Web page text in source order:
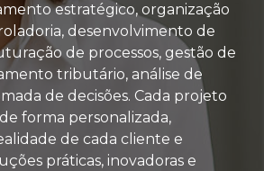
estratégico, organização
desenvolvimento de
de processos, gestão de
tributário, análise de
de decisões. Cada projeto
forma personalizada,
de cada cliente e
práticas, inovadoras e